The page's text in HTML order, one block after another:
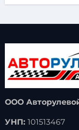
ООО
УНП: 101513467